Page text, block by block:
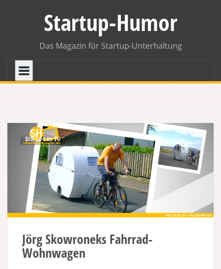
Startup-Humor
Das Magazin für Startup-Unterhaltung
Jörg Skowroneks Fahrrad-
Wohnwagen